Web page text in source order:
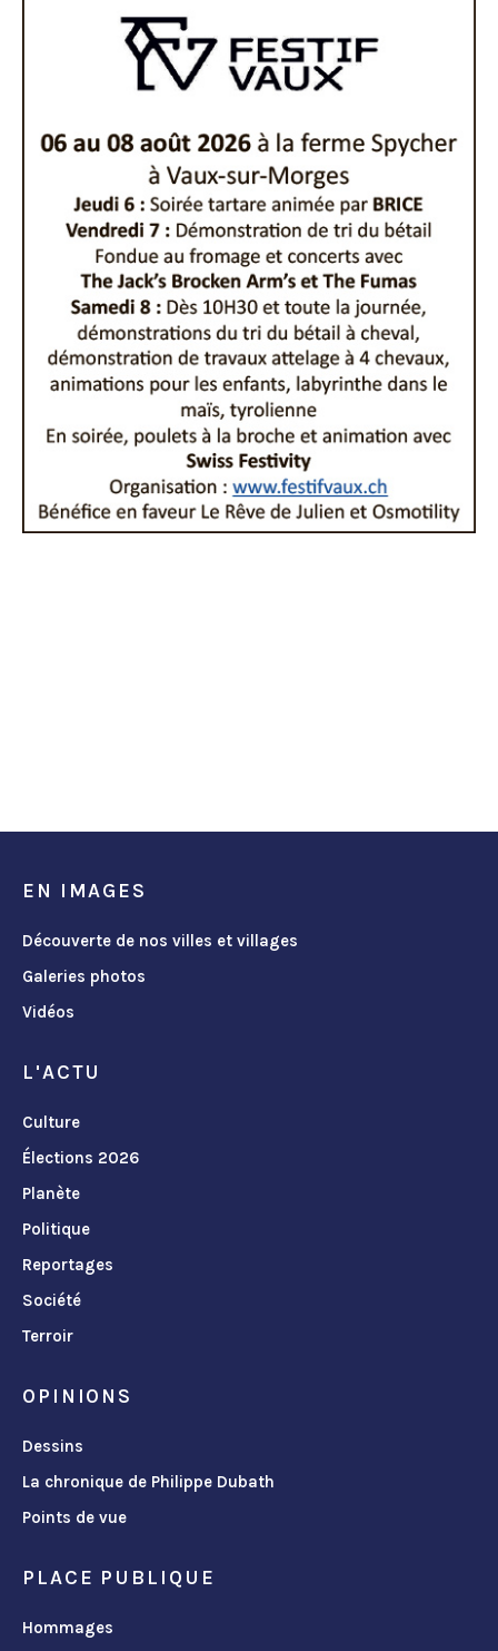
EN IMAGES
Découverte de nos villes et villages
Galeries photos
Vidéos
L'ACTU
Culture
Élections 2026
Planète
Politique
Reportages
Société
Terroir
OPINIONS
Dessins
La chronique de Philippe Dubath
Points de vue
PLACE PUBLIQUE
Hommages